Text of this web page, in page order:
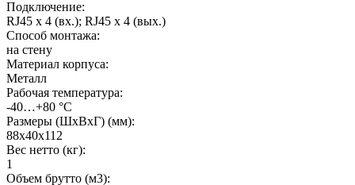
Подключение:
RJ45 х 4 (вх.); RJ45 х 4 (вых.)
Способ монтажа:
на стену
Материал корпуса:
Металл
Рабочая температура:
-40…+80 °C
Размеры (ШхВхГ) (мм):
88x40x112
Вес нетто (кг):
1
Объем брутто (м3):